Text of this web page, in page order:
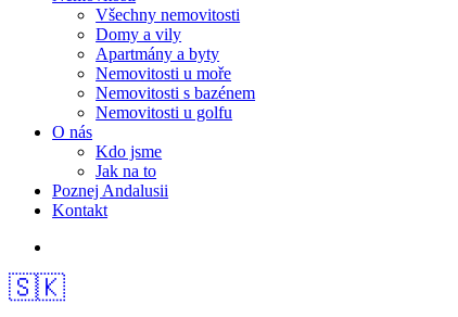
Všechny nemovitosti
Domy a vily
Apartmány a byty
Nemovitosti u moře
Nemovitosti s bazénem
Nemovitosti u golfu
O nás
Kdo jsme
Jak na to
Poznej Andalusii
Kontakt
🇸🇰